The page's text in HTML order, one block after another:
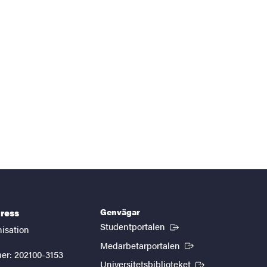
202100-3153
Genvägar
Studentportalen (Extern länk)
Medarbetarportalen (Extern länk)
Universitetsbiblioteket (Extern länk)